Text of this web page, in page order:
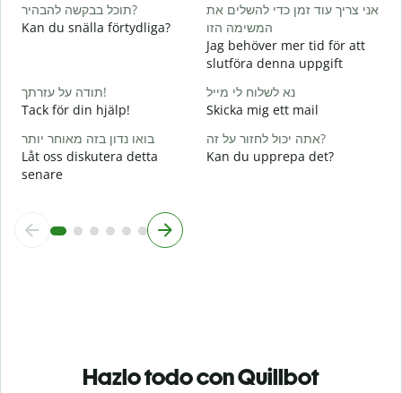
תוכל בבקשה להבהיר?
Kan du snälla förtydliga?
אני צריך עוד זמן כדי להשלים את
המשימה הזו
Jag behöver mer tid för att
slutföra denna uppgift
תודה על עזרתך!
Tack för din hjälp!
נא לשלוח לי מייל
Skicka mig ett mail
בואו נדון בזה מאוחר יותר
Låt oss diskutera detta
senare
אתה יכול לחזור על זה?
Kan du upprepa det?
Hazlo todo con Quillbot